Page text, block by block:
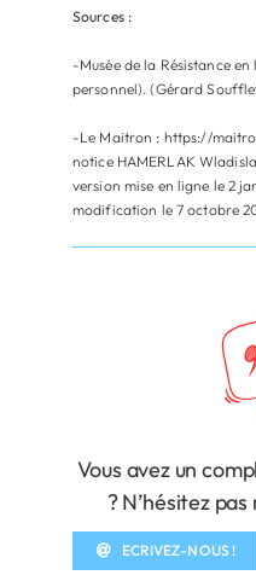
Sources :
-Musée de la Résistance
personnel). (Gérard
-Le Maitron : https://
notice HAMERLAK
version mise en ligne le 2
modification le 7 octobre
Vous avez un
? N’hésitez
ECRIVEZ-NOUS !